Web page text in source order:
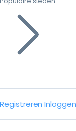
Registreren Inloggen